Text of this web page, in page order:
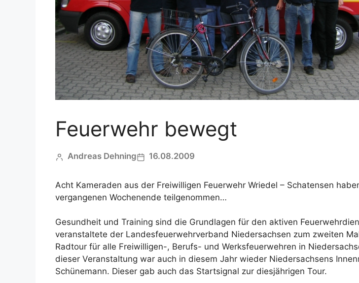
Feuerwehr bewegt
Andreas Dehning 16.08.2009
Acht Kameraden aus der Freiwilligen Feuerwehr Wriedel – Schatensen
vergangenen Wochenende teilgenommen…
Gesundheit und Training sind die Grundlagen für den aktiven
veranstaltete der Landesfeuerwehrverband Niedersachsen zum zweiten
Radtour für alle Freiwilligen-, Berufs- und Werksfeuerwehren in
dieser Veranstaltung war auch in diesem Jahr wieder Niedersachsens
Schünemann. Dieser gab auch das Startsignal zur diesjährigen Tour.